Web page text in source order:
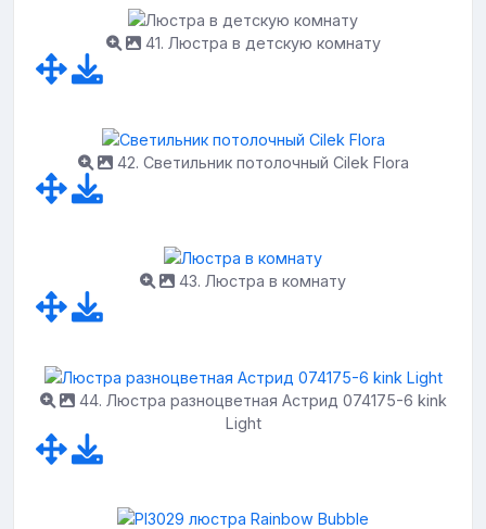
41. Люстра в детскую комнату
42. Светильник потолочный Cilek Flora
43. Люстра в комнату
44. Люстра разноцветная Астрид 074175-6 kink
Light